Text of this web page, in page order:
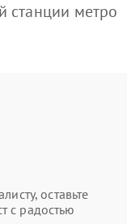
станции метро
оставьте
с радостью